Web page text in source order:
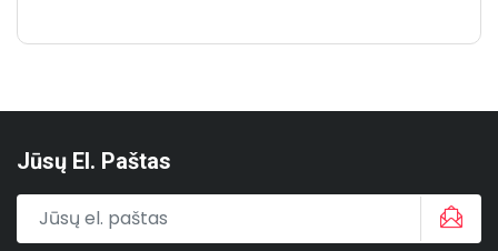
Jūsų El. Paštas